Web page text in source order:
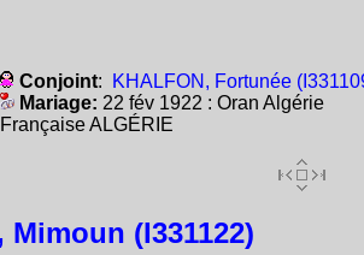
Conjoint:
KHALFON, Fortunée
Mariage: 22 fév 1922 : Oran Algérie
Française ALGÉRIE
(I331122)